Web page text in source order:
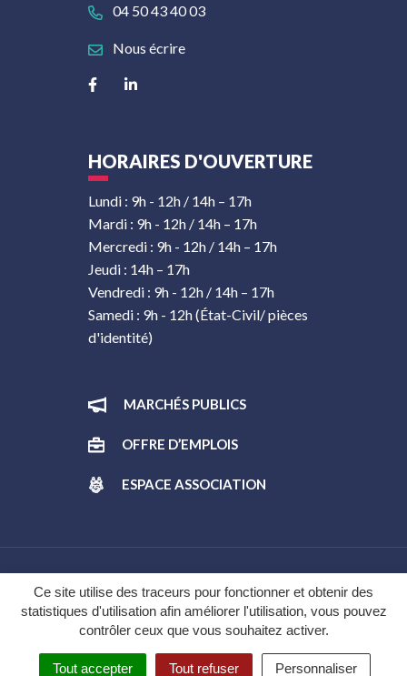
Ce site utilise des traceurs pour fonctionner et obtenir des
statistiques d'utilisation afin améliorer l'utilisation, vous pouvez
contrôler ceux que vous souhaitez activer.
Tout accepter Tout refuser Personnaliser
04 50 43 40 03
Nous écrire
Lien vers le compte Facebook
Lien vers le compte Linkedin
HORAIRES D'OUVERTURE
Lundi : 9h - 12h / 14h – 17h
Mardi : 9h - 12h / 14h – 17h
Mercredi : 9h - 12h / 14h – 17h
Jeudi : 14h – 17h
Vendredi : 9h - 12h / 14h – 17h
Samedi : 9h - 12h (État-Civil/ pièces
d'identité)
MARCHÉS PUBLICS
OFFRE D’EMPLOIS
ESPACE ASSOCIATION
Gestion des cookies
Plan du site
Mentions légales